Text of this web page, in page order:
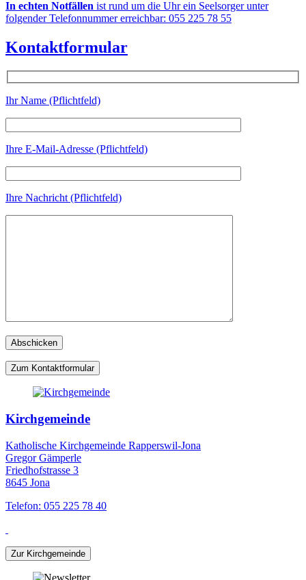
In echten Notfällen ist rund um die Uhr ein Seelsorger unter
folgender Telefonnummer erreichbar: 055 225 78 55
Kontaktformular
Ihr Name (Pflichtfeld)
Ihre E-Mail-Adresse (Pflichtfeld)
Ihre Nachricht (Pflichtfeld)
Zum Kontaktformular
Kirchgemeinde
Katholische Kirchgemeinde Rapperswil-Jona
Gregor Gämperle
Friedhofstrasse 3
8645 Jona
Telefon: 055 225 78 40
Zur Kirchgemeinde